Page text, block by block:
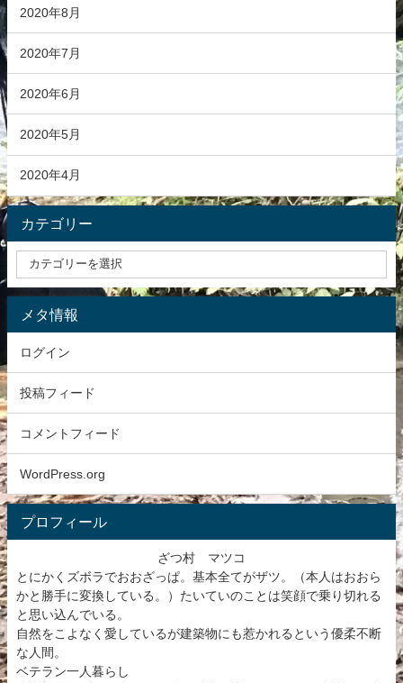
2020年8月
2020年7月
2020年6月
2020年5月
2020年4月
カテゴリー
メタ情報
ログイン
投稿フィード
コメントフィード
WordPress.org
プロフィール
ざつ村 マツコ
とにかくズボラでおおざっぱ。基本全てがザツ。（本人はおおら
かと勝手に変換している。）たいていのことは笑顔で乗り切れる
と思い込んでいる。
自然をこよなく愛しているが建築物にも惹かれるという優柔不断
な人間。
ベテラン一人暮らし